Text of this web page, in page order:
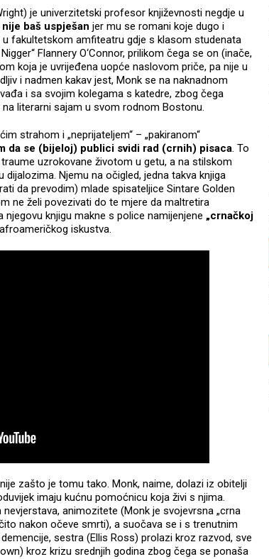
je univerzitetski profesor književnosti negdje u
nije baš uspješan jer mu se romani koje dugo i
fakultetskom amfiteatru gdje s klasom studenata
Flannery O‘Connor, prilikom čega se on (inače,
koja je uvrijeđena uopće naslovom priče, pa nije u
i nadmen kakav jest, Monk se na naknadnom
i sa svojim kolegama s katedre, zbog čega
literarni sajam u svom rodnom Bostonu.
strahom i „neprijateljem“ – „pakiranom“
da se (bijeloj) publici svidi rad (crnih) pisaca. To
uzrokovane životom u getu, a na stilskom
Njemu na očigled, jedna takva knjiga
da prevodim) mlade spisateljice Sintare Golden
ne želi povezivati do te mjere da maltretira
knjigu makne s police namijenjene „crnačkoj
iskustva.
zašto je tomu tako. Monk, naime, dolazi iz obitelji
imaju kućnu pomoćnicu koja živi s njima.
animozitete (Monk je svojevrsna „crna
nakon očeve smrti), a suočava se i s trenutnim
sestra (Ellis Ross) prolazi kroz razvod, sve
kroz krizu srednjih godina zbog čega se ponaša